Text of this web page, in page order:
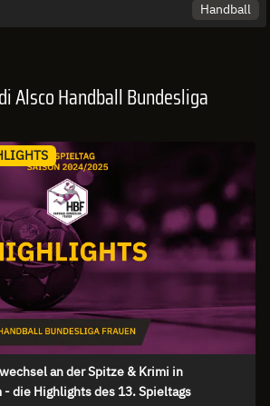
Handball
Alsco Handball Bundesliga
an der Spitze & Krimi in
- die Highlights des 13. Spieltags